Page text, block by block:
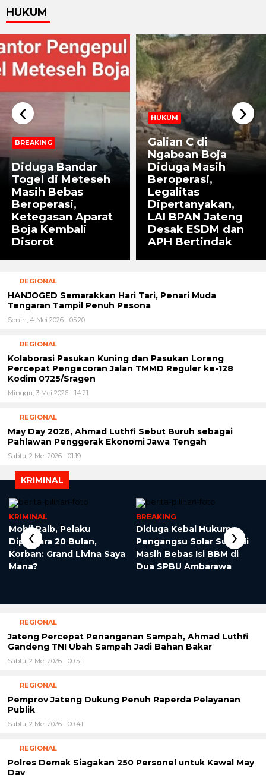
HUKUM
BREAKING
Diduga Bandar
Togel di Meteseh
Masih Bebas
Beroperasi,
Ketegasan Aparat
Boja Kembali
Disorot
HUKUM
Galian C di
Ngabean Boja
Diduga Masih
Beroperasi,
Legalitas
Dipertanyakan,
LAI BPAN Jateng
Desak ESDM dan
APH Bertindak
‹ ›
REGIONAL
HANJOGED Semarakkan Hari Tari, Penari Muda
Tengaran Tampil Penuh Pesona
Senin, 4 Mei 2026 - 05:20
REGIONAL
Kolaborasi Pasukan Kuning dan Pasukan Loreng
Percepat Pengecoran Jalan TMMD Reguler ke-128
Kodim 0725/Sragen
Minggu, 3 Mei 2026 - 14:21
REGIONAL
May Day 2026, Ahmad Luthfi Sebut Buruh sebagai
Pahlawan Penggerak Ekonomi Jawa Tengah
Sabtu, 2 Mei 2026 - 01:19
KRIMINAL
KRIMINAL
Mobil Raib, Pelaku
Dipenjara 20 Bulan,
Korban: Grand Livina Saya
Mana?
BREAKING
Diduga Kebal Hukum,
Pengangsu Solar Subsidi
Masih Bebas Isi BBM di
Dua SPBU Ambarawa
‹ ›
REGIONAL
Jateng Percepat Penanganan Sampah, Ahmad Luthfi
Gandeng TNI Ubah Sampah Jadi Bahan Bakar
Sabtu, 2 Mei 2026 - 00:51
REGIONAL
Pemprov Jateng Dukung Penuh Raperda Pelayanan
Publik
Sabtu, 2 Mei 2026 - 00:41
REGIONAL
Polres Demak Siagakan 250 Personel untuk Kawal May
Day